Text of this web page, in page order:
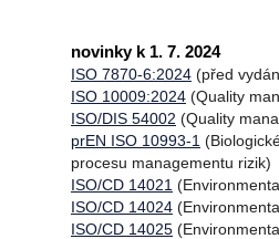
novinky k 1. 7. 2024
ISO 7870-6:2024 (před
ISO 10009:2024 (Quality
ISO/DIS 54002 (Quality
prEN ISO 10993-1
procesu managementu rizik)
ISO/CD 14021
ISO/CD 14024
ISO/CD 14025